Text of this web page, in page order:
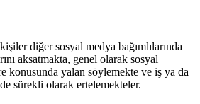
diğer sosyal medya bağımlılarında
aksatmakta, genel olarak sosyal
konusunda yalan söylemekte ve iş ya da
sürekli olarak ertelemekteler.